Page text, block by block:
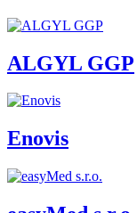
ALGYL GGP
Enovis